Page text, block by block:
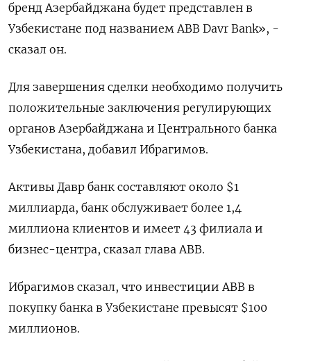
бренд Азербайджана ​будет представлен ‌в
Узбекистане под названием ABB Davr Bank», -
сказал он.
Для завершения ​сделки необходимо получить
положительные заключения регулирующих
органов Азербайджана и Центрального банка
Узбекистана, добавил Ибрагимов.
Активы Давр банк составляют около $1
миллиарда, банк обслуживает более 1,4
миллиона клиентов и имеет 43 филиала и
бизнес-центра, сказал глава ABB.
Ибрагимов сказал, что инвестиции ABB в
покупку банка в Узбекистане превысят $100
миллионов.